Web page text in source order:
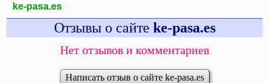
ke-pasa.es
Отзывы о сайте ke-pasa.es
Нет отзывов и комментариев
Написать отзыв о сайте ke-pasa.es